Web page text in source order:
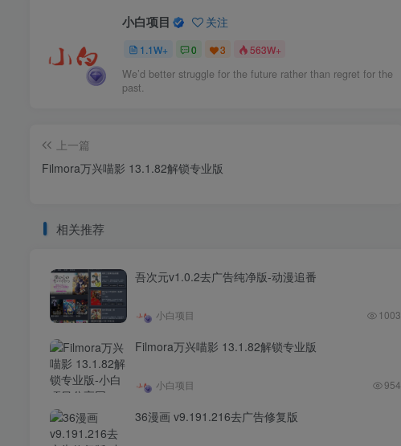
小白项目 关注
1.1W+ 0 3 563W+
We’d better struggle for the future rather than regret for the
past.
上一篇
Filmora万兴喵影 13.1.82解锁专业版
相关推荐
吾次元v1.0.2去广告纯净版-动漫追番
小白项目 1003
Filmora万兴喵影 13.1.82解锁专业版
小白项目 954
36漫画 v9.191.216去广告修复版